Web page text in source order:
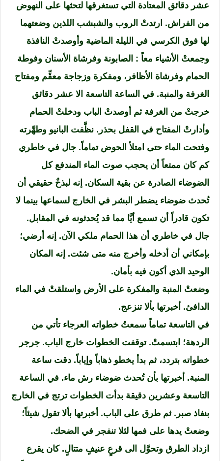
عشر دقائق المعتادة التي تستغرقها لتحثها على النهوض
من الفراش. ارتدتْ الروب والشبشب اللذين وضعتهما
لها فوق الكرسي في الليلة الماضية وأوصدتْ النافذة
وجمعتْ الأشياء معاً : الصابونة وفرشاة الأسنان وفوطة
الحمام وفرشاة الأظافر، ومفكرة وزجاجة معقِّم ومفتاح
الغرفة والمنبة. في الساعة التاسعة الا عشر دقائق
خرجتْ من الغرفة ثم أوصدتْ الباب ودخلتْ الحمام
وأدارتْ المفتاح في القفل بحذر. نظَّفت البانيو وطهَّرته
وفتحت الماء حتى امتلأ الحوض تماماً. جال في خاطري
كم كان ممتعاً أن يحجب صوت الماء المندفع كل
الضوضاء الصادرة عن بقية السكان. إنه لبذخٌ حقيقي أن
تُحدث ضوضاء يضطر البشر في الخارج لسماعها بينما لا
تكون قادراً أن تسمع أيَّا مما قد يُحدثونه في المقابل.
جال في خاطري أن هذا الحمام ملكي الآن. إنه أرضي؛
بإمكاني أن أدخله وأخرج منه متى شئت. إنه المكان
الوحيد الذي أكون فيه بأمان.
وضعتْ المنبة والمفكرة على الأرض واستلقتْ في الماء
الدافئ. أخبرتها بألا تنزعج.
في التاسعة تماماً سمعتُ خطواته العرجاء تأتي من
الردهة؛ ابتسمتْ. توقفت الخطوات خارج الباب. جرجر
خطواته بتردد، ثم بدأ يخطو ذهاباً وإياباً. دقت ساعة
المنبة. أخبرتها بأن تُحدث ضوضاء رش ماء. في الساعة
التاسعة وعشرين دقيقة بدأت الخطوات ترتج في الخارج
بنفاذ صبر. ثم طرق على الباب. أخبرتها بألا تقول شيئاً؛
وضعتْ يدها على فمها لئلا تنفجر في الضحك.
ازداد الطرق وتحوَّل الى قرعٍ عنيفٍ متتالٍ. كان يقرع